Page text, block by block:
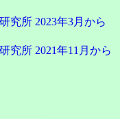
究所 2023年3月から
究所 2021年11月から